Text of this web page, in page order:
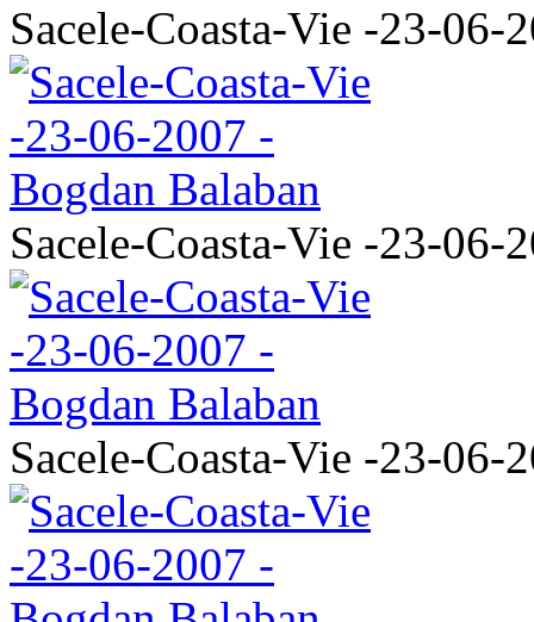
Sacele-Coasta-Vie -23-06-
Sacele-Coasta-Vie -23-06-
Sacele-Coasta-Vie -23-06-